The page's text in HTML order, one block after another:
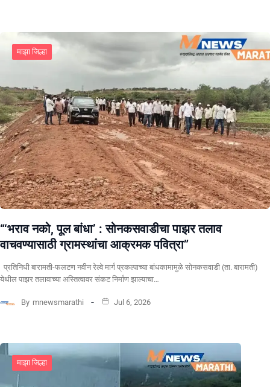
माझा जिल्हा
“‘भराव नको, पूल बांधा’ : सोनकसवाडीचा पाझर तलाव
वाचवण्यासाठी ग्रामस्थांचा आक्रमक पवित्रा”
प्रतिनिधी बारामती-फलटण नवीन रेल्वे मार्ग प्रकल्पाच्या बांधकामामुळे सोनकसवाडी (ता. बारामती)
येथील पाझर तलावाच्या अस्तित्वावर संकट निर्माण झाल्याचा…
By mnewsmarathi Jul 6, 2026
माझा जिल्हा